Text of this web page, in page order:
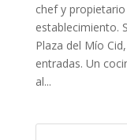
chef y
establecimiento.
Plaza del Mío
entradas. Un
al...